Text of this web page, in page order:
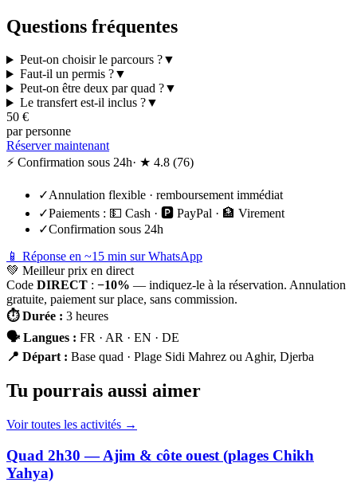
Questions fréquentes
Peut-on choisir le parcours ?▼
Faut-il un permis ?▼
Peut-on être deux par quad ?▼
Le transfert est-il inclus ?▼
50 €
par personne
Réserver maintenant
⚡ Confirmation sous 24h· ★ 4.8 (76)
✓Annulation flexible · remboursement immédiat
✓Paiements : 💵 Cash · 🅿️ PayPal · 🏦 Virement
✓Confirmation sous 24h
📱 Réponse en ~15 min sur WhatsApp
💚 Meilleur prix en direct
Code DIRECT : −10% — indiquez-le à la réservation. Annulation
gratuite, paiement sur place, sans commission.
⏱Durée : 3 heures
🗣 Langues : FR · AR · EN · DE
📍 Départ: Base quad · Plage Sidi Mahrez ou Aghir, Djerba
Tu pourrais aussi aimer
Voir toutes les activités →
Quad 2h30 — Ajim & côte ouest (plages Chikh
Yahya)